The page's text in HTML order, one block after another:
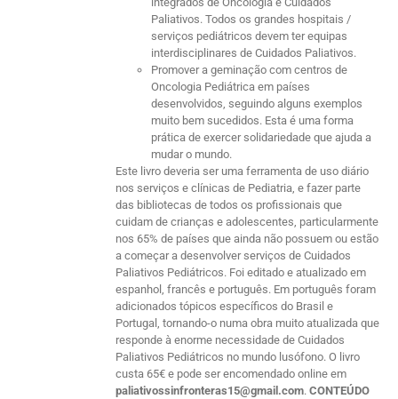
Paliativos. Todos os grandes hospitais /
serviços pediátricos devem ter equipas
interdisciplinares de Cuidados Paliativos.
Promover a geminação com centros de
Oncologia Pediátrica em países
desenvolvidos, seguindo alguns exemplos
muito bem sucedidos. Esta é uma forma
prática de exercer solidariedade que ajuda a
mudar o mundo.
Este livro deveria ser uma ferramenta de uso diário
nos serviços e clínicas de Pediatria, e fazer parte
das bibliotecas de todos os profissionais que
cuidam de crianças e adolescentes, particularmente
nos 65% de países que ainda não possuem ou estão
a começar a desenvolver serviços de Cuidados
Paliativos Pediátricos. Foi editado e atualizado em
espanhol, francês e português. Em português foram
adicionados tópicos específicos do Brasil e
Portugal, tornando-o numa obra muito atualizada que
responde à enorme necessidade de Cuidados
Paliativos Pediátricos no mundo lusófono. O livro
custa 65€ e pode ser encomendado online em
paliativossinfronteras15@gmail.com.CONTEÚDO